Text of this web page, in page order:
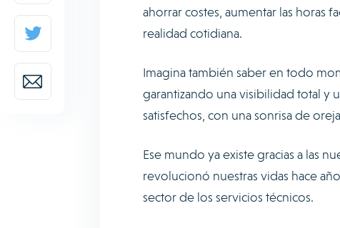
ahorrar costes, aumentar las horas
realidad cotidiana.
Imagina también saber en todo
garantizando una visibilidad total y
satisfechos, con una sonrisa de
Ese mundo ya existe gracias a las
revolucionó nuestras vidas hace
sector de los servicios técnicos.